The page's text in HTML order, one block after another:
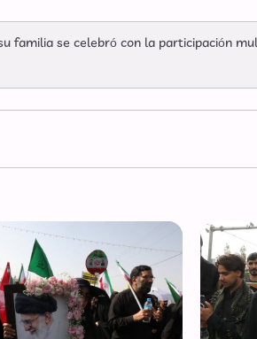
familia se celebró con la participación